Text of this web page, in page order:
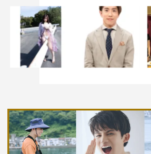
いてもいやなことがあっても、生きるこ
を全力で生きることのかっこよさ、好き
て笑顔でいる姿に勇気をもらっていたし
持ちにさせていただいていました。BiS
の人生の強みになると信じています。
ネオ・トゥリーズ
私も今日でBiSを脱退します。